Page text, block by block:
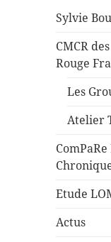
Sylvie
CMCR
Rouge
Les
Atelier
Etude
Actus